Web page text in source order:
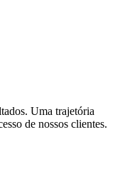
Uma trajetória
de nossos clientes.
informe